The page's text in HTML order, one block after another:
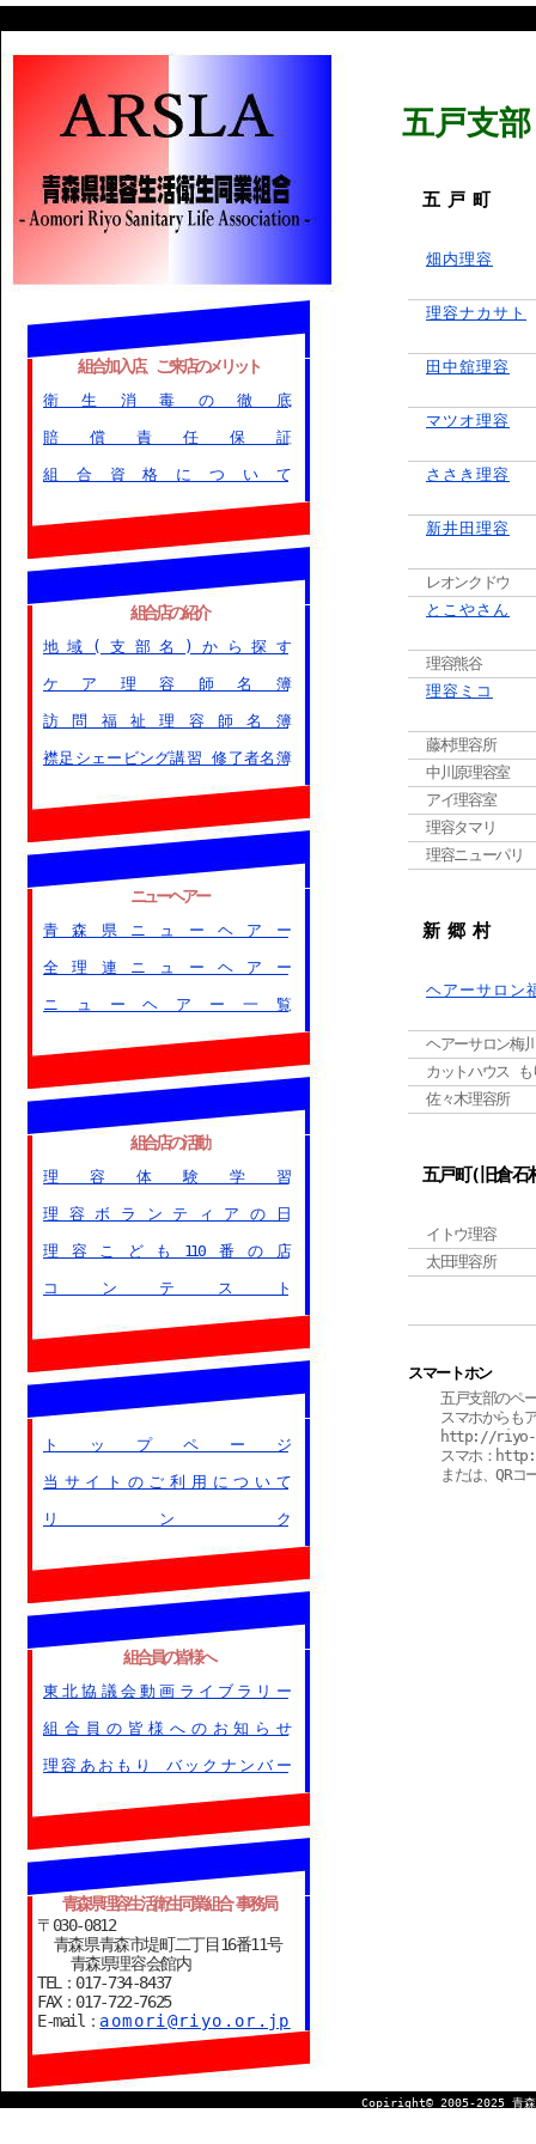
五戸支部
五 戸 町
畑内理容
理容ナカサト
田中舘理容
マツオ理容
ささき理容
新井田理容
レオンクドウ
とこやさん
理容熊谷
理容ミコ
藤村理容所
中川原理容室
アイ理容室
理容タマリ
理容ニューパリ
新 郷 村
ヘアーサロン
ヘアーサロン梅
カットハウス も
佐々木理容所
五戸町(旧倉石
イトウ理容
太田理容所
スマートホン
五戸支部のペ
スマホからも
http://riyo-
スマホ：
または、QRコ
組合加入店、ご来店のメリット
衛生消毒の徹底
賠償責任保証
組合資格について
組合店の紹介
地域(支部名)から探す
ケア理容師名簿
訪問福祉理容師名簿
襟足シェービング講習 修了者名簿
ニューヘアー
青森県ニューヘアー
全理連ニューヘアー
ニューヘアー一覧
組合店の活動
理容体験学習
理容ボランティアの日
理容こども110番の店
コンテスト
トップページ
当サイトのご利用について
リンク
組合員の皆様へ
東北協議会動画ライブラリー
組合員の皆様へのお知らせ
理容あおもり バックナンバー
青森県理容生活衛生同業組合 事務局
〒030-0812
青森県青森市堤町二丁目16番11号
青森県理容会館内
TEL：017-734-8437
FAX：017-722-7625
E-mail： aomori@riyo.or.jp
Copiright© 2005-2025 青森